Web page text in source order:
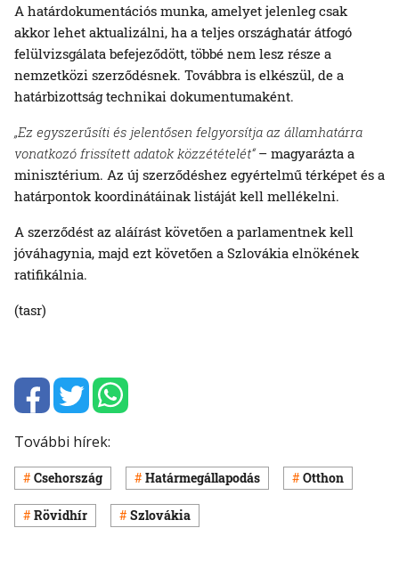
A határdokumentációs munka, amelyet jelenleg csak
akkor lehet aktualizálni, ha a teljes országhatár átfogó
felülvizsgálata befejeződött, többé nem lesz része a
nemzetközi szerződésnek. Továbbra is elkészül, de a
határbizottság technikai dokumentumaként.
„Ez egyszerűsíti és jelentősen felgyorsítja az államhatárra
vonatkozó frissített adatok közzétételét“– magyarázta a
minisztérium. Az új szerződéshez egyértelmű térképet és a
határpontok koordinátáinak listáját kell mellékelni.
A szerződést az aláírást követően a parlamentnek kell
jóváhagynia, majd ezt követően a Szlovákia elnökének
ratifikálnia.
(tasr)
További hírek:
Csehország Határmegállapodás Otthon
Rövidhír Szlovákia